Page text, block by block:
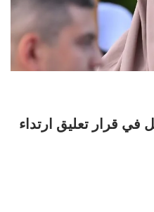
في قرار تعليق ارتداء